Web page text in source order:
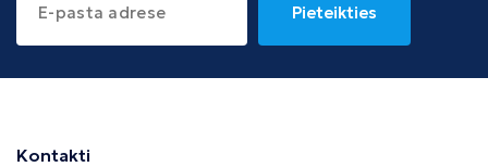
Pieteikties
Kontakti